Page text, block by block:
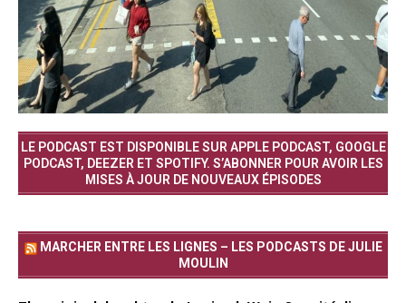
LE PODCAST EST DISPONIBLE SUR APPLE PODCAST, GOOGLE
PODCAST, DEEZER ET SPOTIFY. S’ABONNER POUR AVOIR LES
MISES À JOUR DE NOUVEAUX ÉPISODES
MARCHER ENTRE LES LIGNES – LES PODCASTS DE JULIE
MOULIN